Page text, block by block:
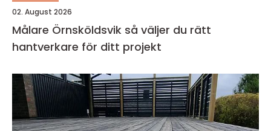
02. August 2026
Målare Örnsköldsvik så väljer du rätt
hantverkare för ditt projekt